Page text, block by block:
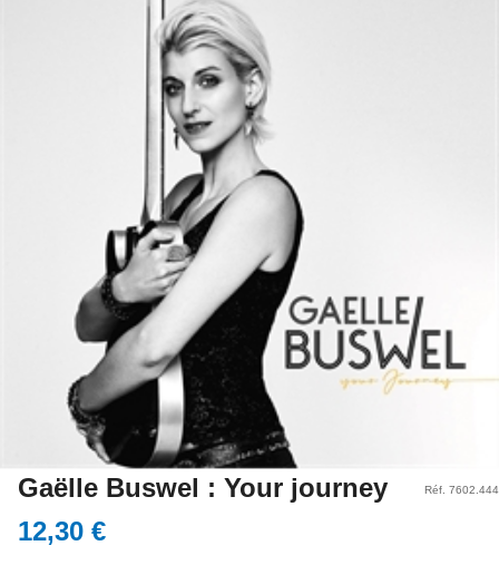
Gaëlle Buswel : Your journey Réf. 7602.444
12,30 €